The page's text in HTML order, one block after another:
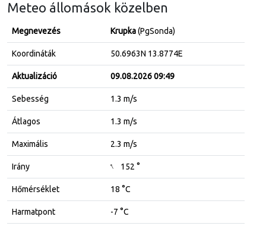
Meteo állomások közelben
Megnevezés Krupka(PgSonda)
Koordináták 50.6963N 13.8774E
Aktualizáció 09.08.2026 09:49
Sebesség 1.3 m/s
Átlagos 1.3 m/s
Maximális 2.3 m/s
Irány ↓ 152 °
Hőmérséklet 18 °C
Harmatpont -7 °C